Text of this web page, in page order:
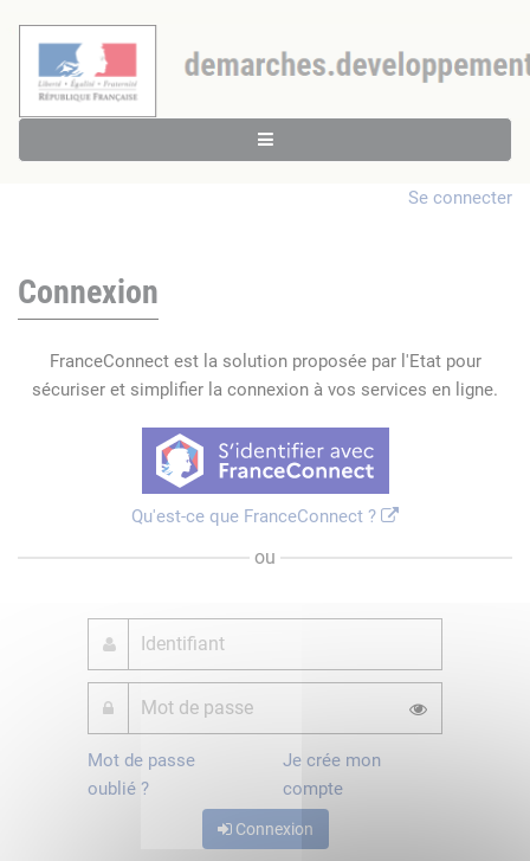
Se connecter
Connexion
FranceConnect est la solution proposée par l'Etat pour
sécuriser et simplifier la connexion à vos services en ligne.
Qu'est-ce que FranceConnect ?
ou
Mot de passe
oublié ?
Je crée mon
compte
Connexion